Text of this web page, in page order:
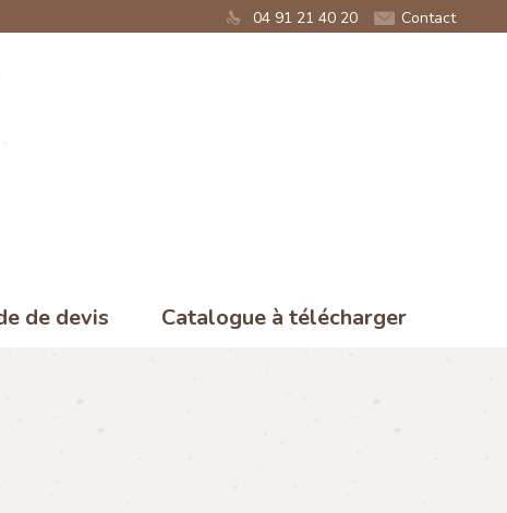
04 91 21 40 20 Contact
de devis Catalogue à télécharger